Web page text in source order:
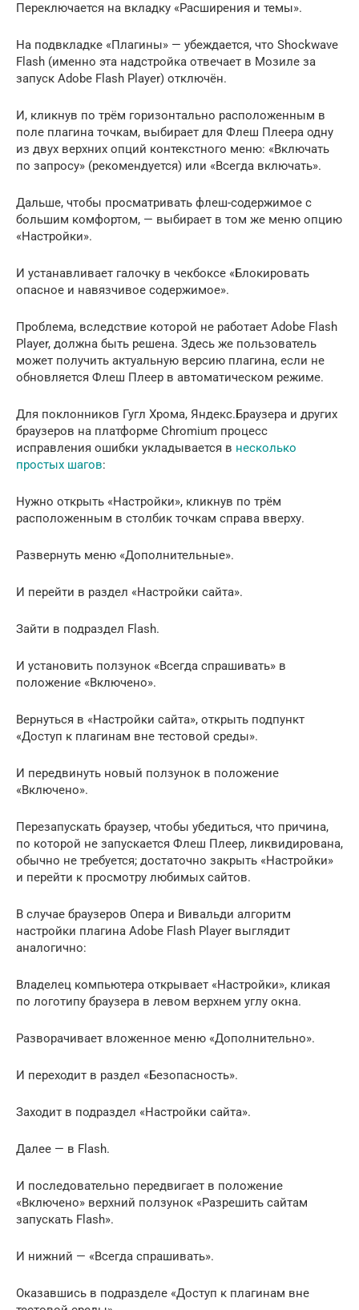
Переключается на вкладку «Расширения и темы».
На подвкладке «Плагины» — убеждается, что Shockwave
Flash (именно эта надстройка отвечает в Мозиле за
запуск Adobe Flash Player) отключён.
И, кликнув по трём горизонтально расположенным в
поле плагина точкам, выбирает для Флеш Плеера одну
из двух верхних опций контекстного меню: «Включать
по запросу» (рекомендуется) или «Всегда включать».
Дальше, чтобы просматривать флеш-содержимое с
большим комфортом, — выбирает в том же меню опцию
«Настройки».
И устанавливает галочку в чекбоксе «Блокировать
опасное и навязчивое содержимое».
Проблема, вследствие которой не работает Adobe Flash
Player, должна быть решена. Здесь же пользователь
может получить актуальную версию плагина, если не
обновляется Флеш Плеер в автоматическом режиме.
Для поклонников Гугл Хрома, Яндекс.Браузера и других
браузеров на платформе Chromium процесс
исправления ошибки укладывается в несколько
простых шагов:
Нужно открыть «Настройки», кликнув по трём
расположенным в столбик точкам справа вверху.
Развернуть меню «Дополнительные».
И перейти в раздел «Настройки сайта».
Зайти в подраздел Flash.
И установить ползунок «Всегда спрашивать» в
положение «Включено».
Вернуться в «Настройки сайта», открыть подпункт
«Доступ к плагинам вне тестовой среды».
И передвинуть новый ползунок в положение
«Включено».
Перезапускать браузер, чтобы убедиться, что причина,
по которой не запускается Флеш Плеер, ликвидирована,
обычно не требуется; достаточно закрыть «Настройки»
и перейти к просмотру любимых сайтов.
В случае браузеров Опера и Вивальди алгоритм
настройки плагина Adobe Flash Player выглядит
аналогично:
Владелец компьютера открывает «Настройки», кликая
по логотипу браузера в левом верхнем углу окна.
Разворачивает вложенное меню «Дополнительно».
И переходит в раздел «Безопасность».
Заходит в подраздел «Настройки сайта».
Далее — в Flash.
И последовательно передвигает в положение
«Включено» верхний ползунок «Разрешить сайтам
запускать Flash».
И нижний — «Всегда спрашивать».
Оказавшись в подразделе «Доступ к плагинам вне